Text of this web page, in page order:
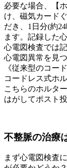
必要な場合、【
け、磁気カード
だき、1日分(約
ます。記録した
心電図検査では
心電図異常を見
《従来型のコー
コードレス式ホ
こちらのホルタ
はがしてポスト
不整脈の治療
まず心電図検査